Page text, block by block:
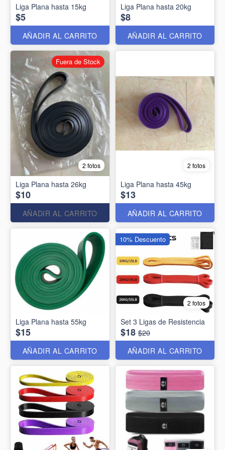
Liga Plana hasta 15kg
$5
AÑADIR AL CARRITO
Liga Plana hasta 20kg
$8
AÑADIR AL CARRITO
2 fotos
Liga Plana hasta 26kg
$10
AÑADIR AL CARRITO
Fuera de Stock
2 fotos
Liga Plana hasta 45kg
$13
AÑADIR AL CARRITO
Liga Plana hasta 55kg
$15
AÑADIR AL CARRITO
2 fotos
Set 3 Ligas de Resistencia
$18 $20
AÑADIR AL CARRITO
10% Descuento